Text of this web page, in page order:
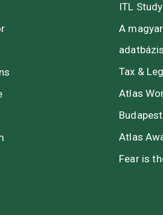
ITL
A
Tax &
Atlas
Atlas
Fear is